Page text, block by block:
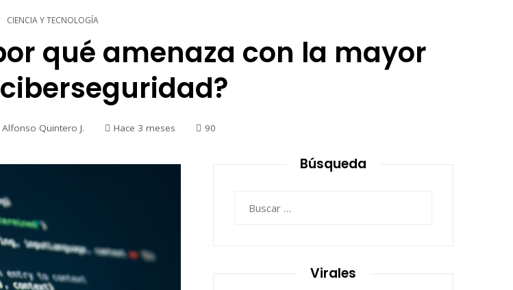
CIENCIA Y TECNOLOGÍA
qué amenaza con la mayor
Quintero J. Hace 3 meses 90
Búsqueda
Virales